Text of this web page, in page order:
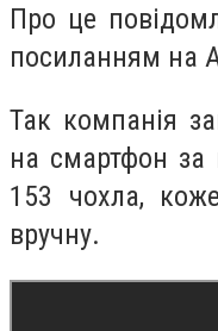
Про це
посиланням на
Так компанія
на смартфон
153 чохла,
вручну.